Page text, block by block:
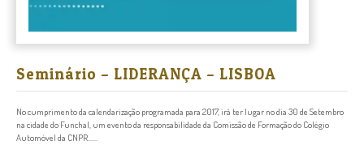
Seminário – LIDERANÇA – LISBOA
No cumprimento da calendarização programada para 2017, irá ter lugar no dia 30 de Setembro
na cidade do Funchal, um evento da responsabilidade da Comissão de Formação do Colégio
Automóvel da CNPR......